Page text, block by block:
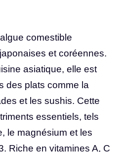
comestible
et coréennes.
asiatique, elle est
des plats comme la
et les sushis. Cette
essentiels, tels
le magnésium et les
Riche en vitamines A, C